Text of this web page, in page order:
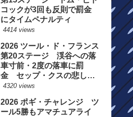
コックが3回も反則で罰金
にタイムペナルティ
4414 views
2026 ツール・ド・フランス
第20ステージ 渓谷への落
車寸前・2度の落車に罰
金 セップ・クスの悲しい
一日
4320 views
2026 ポギ・チャレンジ ツ
ール5勝もアマチュアライ